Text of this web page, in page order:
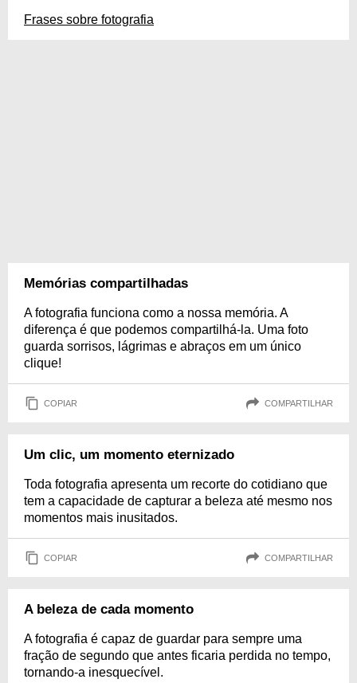
Frases sobre fotografia
Memórias compartilhadas
A fotografia funciona como a nossa memória. A
diferença é que podemos compartilhá-la. Uma foto
guarda sorrisos, lágrimas e abraços em um único
clique!
COPIAR COMPARTILHAR
Um clic, um momento eternizado
Toda fotografia apresenta um recorte do cotidiano que
tem a capacidade de capturar a beleza até mesmo nos
momentos mais inusitados.
COPIAR COMPARTILHAR
A beleza de cada momento
A fotografia é capaz de guardar para sempre uma
fração de segundo que antes ficaria perdida no tempo,
tornando-a inesquecível.